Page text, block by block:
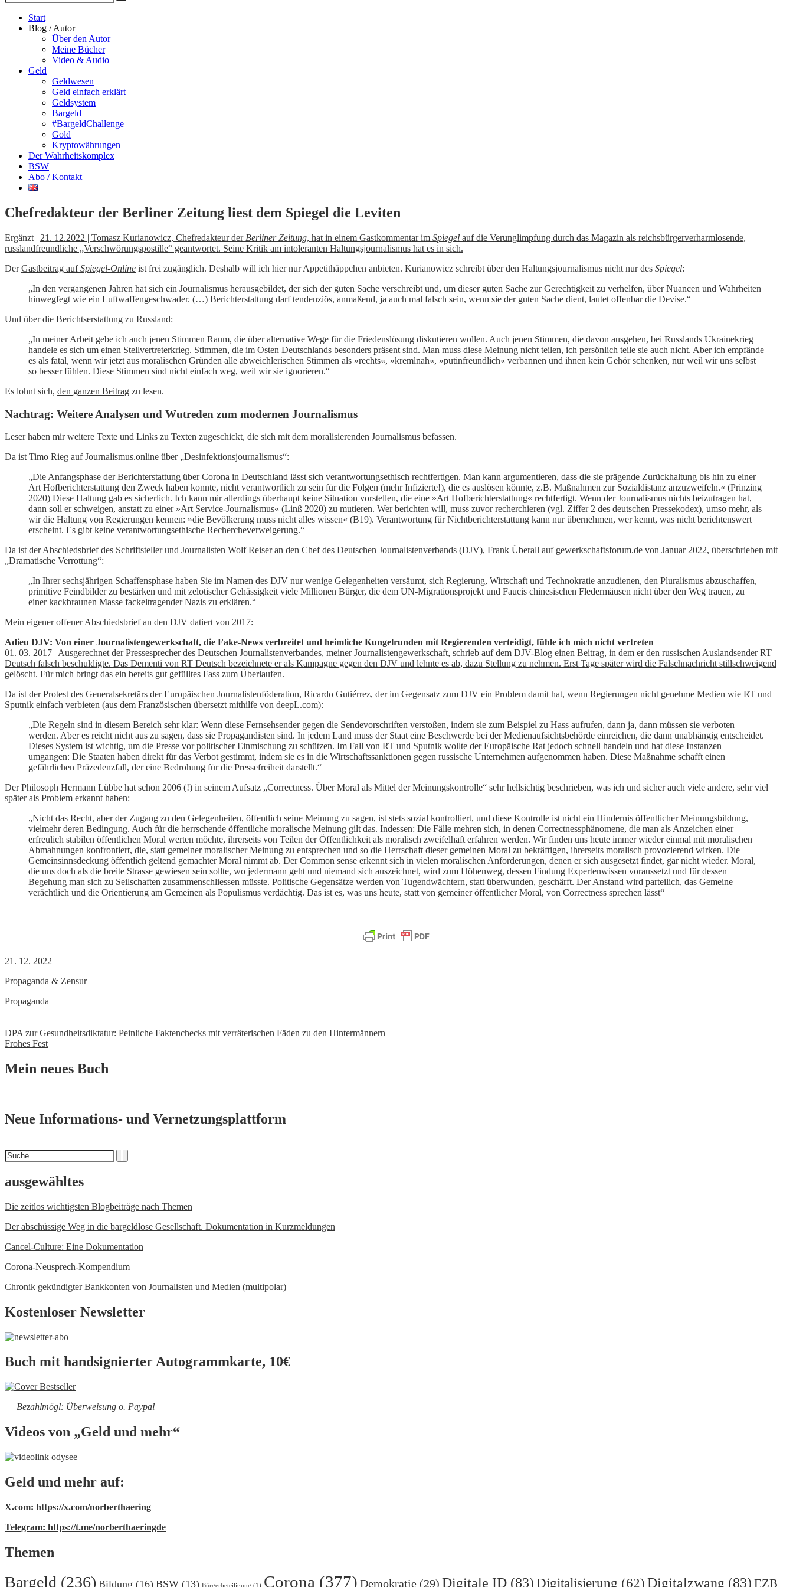
nach
Suche
Start
Blog / Autor
Über den Autor
Meine Bücher
Video & Audio
Geld
Geldwesen
Geld einfach erklärt
Geldsystem
Bargeld
#BargeldChallenge
Gold
Kryptowährungen
Der Wahrheitskomplex
BSW
Abo / Kontakt
Chefredakteur der Berliner Zeitung liest dem Spiegel die Leviten
Ergänzt | 21. 12.2022 | Tomasz Kurianowicz, Chefredakteur der Berliner Zeitung, hat in einem Gastkommentar im Spiegel auf die Verunglimpfung durch das Magazin als reichsbürgerverharmlosende,
russlandfreundliche „Verschwörungspostille“ geantwortet. Seine Kritik am intoleranten Haltungsjournalismus hat es in sich.
DerGastbeitrag aufSpiegel-Online ist frei zugänglich. Deshalb will ich hier nur Appetithäppchen anbieten. Kurianowicz schreibt über den Haltungsjournalismus nicht nur des Spiegel:
„In den vergangenen Jahren hat sich ein Journalismus herausgebildet, der sich der guten Sache verschreibt und, um dieser guten Sache zur Gerechtigkeit zu verhelfen, über Nuancen und Wahrheiten
hinwegfegt wie ein Luftwaffengeschwader. (…) Berichterstattung darf tendenziös, anmaßend, ja auch mal falsch sein, wenn sie der guten Sache dient, lautet offenbar die Devise.“
Und über die Berichtserstattung zu Russland:
„In meiner Arbeit gebe ich auch jenen Stimmen Raum, die über alternative Wege für die Friedenslösung diskutieren wollen. Auch jenen Stimmen, die davon ausgehen, bei Russlands Ukrainekrieg
handele es sich um einen Stellvertreterkrieg. Stimmen, die im Osten Deutschlands besonders präsent sind. Man muss diese Meinung nicht teilen, ich persönlich teile sie auch nicht. Aber ich empfände
es als fatal, wenn wir jetzt aus moralischen Gründen alle abweichlerischen Stimmen als »rechts«, »kremlnah«, »putinfreundlich« verbannen und ihnen kein Gehör schenken, nur weil wir uns selbst
so besser fühlen. Diese Stimmen sind nicht einfach weg, weil wir sie ignorieren.“
Es lohnt sich, den ganzen Beitrag zu lesen.
Nachtrag: Weitere Analysen und Wutreden zum modernen Journalismus
Leser haben mir weitere Texte und Links zu Texten zugeschickt, die sich mit dem moralisierenden Journalismus befassen.
Da ist Timo Rieg auf Journalismus.online über „Desinfektionsjournalismus“:
„Die Anfangsphase der Berichterstattung über Corona in Deutschland lässt sich verantwortungsethisch rechtfertigen. Man kann argumentieren, dass die sie prägende Zurückhaltung bis hin zu einer
Art Hofberichterstattung den Zweck haben konnte, nicht verantwortlich zu sein für die Folgen (mehr Infizierte!), die es auslösen könnte, z.B. Maßnahmen zur Sozialdistanz anzuzweifeln.« (Prinzing
2020) Diese Haltung gab es sicherlich. Ich kann mir allerdings überhaupt keine Situation vorstellen, die eine »Art Hofberichterstattung« rechtfertigt. Wenn der Journalismus nichts beizutragen hat,
dann soll er schweigen, anstatt zu einer »Art Service-Journalismus« (Linß 2020) zu mutieren. Wer berichten will, muss zuvor recherchieren (vgl. Ziffer 2 des deutschen Pressekodex), umso mehr, als
wir die Haltung von Regierungen kennen: »die Bevölkerung muss nicht alles wissen« (B19). Verantwortung für Nichtberichterstattung kann nur übernehmen, wer kennt, was nicht berichtenswert
erscheint. Es gibt keine verantwortungsethische Rechercheverweigerung.“
Da ist derAbschiedsbriefdes Schriftsteller und Journalisten Wolf Reiser an den Chef des Deutschen Journalistenverbands (DJV), Frank Überall auf gewerkschaftsforum.de von Januar 2022, überschrieben mit
„Dramatische Verrottung“:
„In Ihrer sechsjährigen Schaffensphase haben Sie im Namen des DJV nur wenige Gelegenheiten versäumt, sich Regierung, Wirtschaft und Technokratie anzudienen, den Pluralismus abzuschaffen,
primitive Feindbilder zu bestärken und mit zelotischer Gehässigkeit viele Millionen Bürger, die dem UN-Migrationsprojekt und Faucis chinesischen Fledermäusen nicht über den Weg trauen, zu
einer kackbraunen Masse fackeltragender Nazis zu erklären.“
Mein eigener offener Abschiedsbrief an den DJV datiert von 2017:
Adieu DJV: Von einer Journalistengewerkschaft, die Fake-News verbreitet und heimliche Kungelrunden mit Regierenden verteidigt, fühle ich mich nicht vertreten
01. 03. 2017 | Ausgerechnet der Pressesprecher des Deutschen Journalistenverbandes, meiner Journalistengewerkschaft, schrieb auf dem DJV-Blog einen Beitrag, in dem er den russischen Auslandsender RT
Deutsch falsch beschuldigte. Das Dementi von RT Deutsch bezeichnete er als Kampagne gegen den DJV und lehnte es ab, dazu Stellung zu nehmen. Erst Tage später wird die Falschnachricht stillschweigend
gelöscht. Für mich bringt das ein bereits gut gefülltes Fass zum Überlaufen.
Da ist derProtest des Generalsekretärs der Europäischen Journalistenföderation, Ricardo Gutiérrez, der im Gegensatz zum DJV ein Problem damit hat, wenn Regierungen nicht genehme Medien wie RT und
Sputnik einfach verbieten (aus dem Französischen übersetzt mithilfe von deepL.com):
„Die Regeln sind in diesem Bereich sehr klar: Wenn diese Fernsehsender gegen die Sendevorschriften verstoßen, indem sie zum Beispiel zu Hass aufrufen, dann ja, dann müssen sie verboten
werden. Aber es reicht nicht aus zu sagen, dass sie Propagandisten sind. In jedem Land muss der Staat eine Beschwerde bei der Medienaufsichtsbehörde einreichen, die dann unabhängig entscheidet.
Dieses System ist wichtig, um die Presse vor politischer Einmischung zu schützen. Im Fall von RT und Sputnik wollte der Europäische Rat jedoch schnell handeln und hat diese Instanzen
umgangen: Die Staaten haben direkt für das Verbot gestimmt, indem sie es in die Wirtschaftssanktionen gegen russische Unternehmen aufgenommen haben. Diese Maßnahme schafft einen
gefährlichen Präzedenzfall, der eine Bedrohung für die Pressefreiheit darstellt.“
Der Philosoph Hermann Lübbe hat schon 2006 (!) in seinem Aufsatz „Correctness. Über Moral als Mittel der Meinungskontrolle“ sehr hellsichtig beschrieben, was ich und sicher auch viele andere, sehr viel
später als Problem erkannt haben:
„Nicht das Recht, aber der Zugang zu den Gelegenheiten, öffentlich seine Meinung zu sagen, ist stets sozial kontrolliert, und diese Kontrolle ist nicht ein Hindernis öffentlicher Meinungsbildung,
vielmehr deren Bedingung. Auch für die herrschende öffentliche moralische Meinung gilt das. Indessen: Die Fälle mehren sich, in denen Correctnessphänomene, die man als Anzeichen einer
erfreulich stabilen öffentlichen Moral werten möchte, ihrerseits von Teilen der Öffentlichkeit als moralisch zweifelhaft erfahren werden. Wir finden uns heute immer wieder einmal mit moralischen
Abmahnungen konfrontiert, die, statt gemeiner moralischer Meinung zu entsprechen und so die Herrschaft dieser gemeinen Moral zu bekräftigen, ihrerseits moralisch provozierend wirken. Die
Gemeinsinnsdeckung öffentlich geltend gemachter Moral nimmt ab. Der Common sense erkennt sich in vielen moralischen Anforderungen, denen er sich ausgesetzt findet, gar nicht wieder. Moral,
die uns doch als die breite Strasse gewiesen sein sollte, wo jedermann geht und niemand sich auszeichnet, wird zum Höhenweg, dessen Findung Expertenwissen voraussetzt und für dessen
Begehung man sich zu Seilschaften zusammenschliessen müsste. Politische Gegensätze werden von Tugendwächtern, statt überwunden, geschärft. Der Anstand wird parteilich, das Gemeine
verächtlich und die Orientierung am Gemeinen als Populismus verdächtig. Das ist es, was uns heute, statt von gemeiner öffentlicher Moral, von Correctness sprechen lässt“
21. 12. 2022
Propaganda & Zensur
Propaganda
Beitrags-
Navigation
DPA zur Gesundheitsdiktatur: Peinliche Faktenchecks mit verräterischen Fäden zu den Hintermännern
Frohes Fest
Mein neues Buch
Neue Informations- und Vernetzungsplattform
Suchen
nach
ausgewähltes
Die zeitlos wichtigsten Blogbeiträge nach Themen
Der abschüssige Weg in die bargeldlose Gesellschaft. Dokumentation in Kurzmeldungen
Cancel-Culture: Eine Dokumentation
Corona-Neusprech-Kompendium
Chronik gekündigter Bankkonten von Journalisten und Medien (multipolar)
Kostenloser Newsletter
Buch mit handsignierter Autogrammkarte, 10€
Bezahlmögl: Überweisung o. Paypal
Videos von „Geld und mehr“
Geld und mehr auf:
X.com: https://x.com/norberthaering
Telegram: https://t.me/norberthaeringde
Themen
Bargeld (236) Bildung (16) BSW (13) Bürgerbeteiligung (1) Corona (377) Demokratie (29) Digitale ID (83) Digitalisierung (62) Digitalzwang (83) EZB